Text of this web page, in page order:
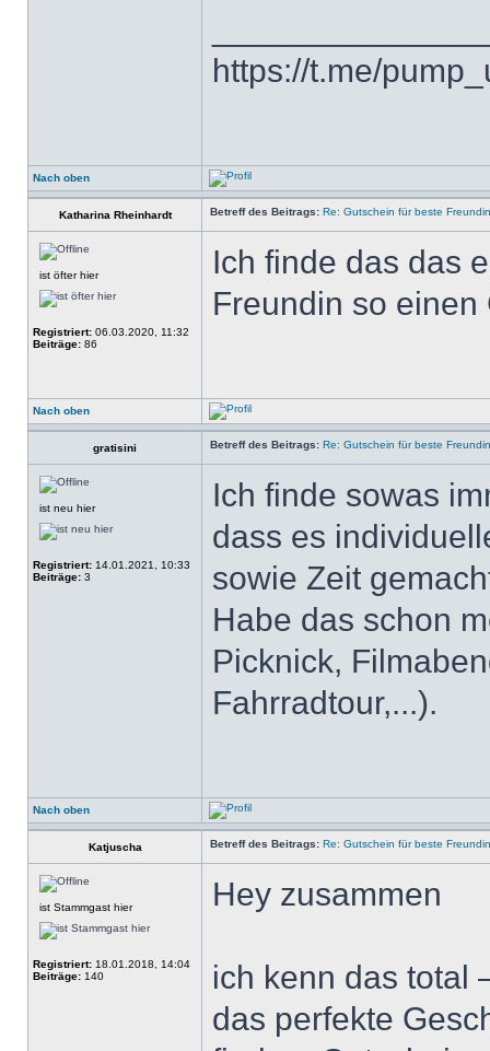
https://t.me/
Nach oben
Katharina Rheinhardt Betreff des Beitrags: Re: Gutschein für beste Freundin
ist öfter hier
Registriert: 06.03.2020, 11:32
Beiträge: 86
Ich finde das das
Freundin so
Nach oben
gratisini Betreff des Beitrags: Re: Gutschein für beste Freundin
ist neu hier
Registriert: 14.01.2021, 10:33
Beiträge: 3
Ich finde sowas
dass es
sowie Zeit
Habe das schon
Picknick,
Fahrradtour,...).
Nach oben
Katjuscha Betreff des Beitrags: Re: Gutschein für beste Freundin
ist Stammgast hier
Registriert: 18.01.2018, 14:04
Beiträge: 140
Hey zusammen
ich kenn das total
das perfekte